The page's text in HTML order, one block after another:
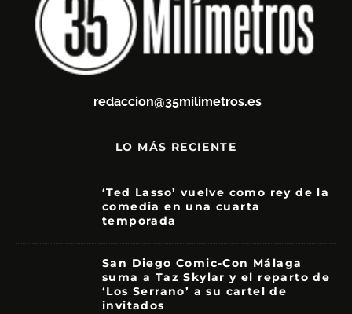
redaccion@35milimetros.es
LO MÁS RECIENTE
‘Ted Lasso’ vuelve como rey de la
comedia en una cuarta
temporada
San Diego Comic-Con Málaga
suma a Taz Skylar y el reparto de
‘Los Serrano’ a su cartel de
invitados